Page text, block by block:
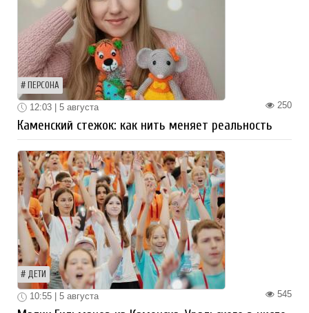
ПЕРСОНА
250
12:03 | 5 августа
Каменский стежок: как нить меняет реальность
ДЕТИ
545
10:55 | 5 августа